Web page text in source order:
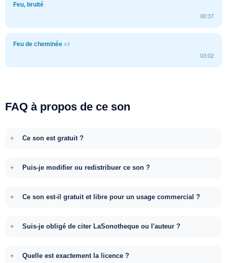
Feu, bruité
00:37
Feu de cheminée #3
03:02
FAQ à propos de ce son
Ce son est gratuit ?
Puis-je modifier ou redistribuer ce son ?
Ce son est-il gratuit et libre pour un usage commercial ?
Suis-je obligé de citer LaSonotheque ou l'auteur ?
Quelle est exactement la licence ?